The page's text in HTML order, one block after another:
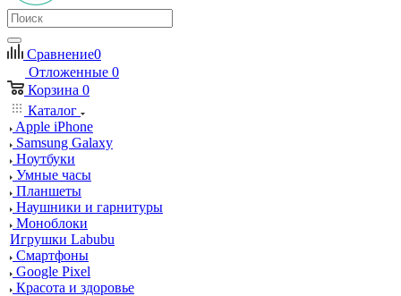
Сравнение0
Отложенные 0
Корзина 0
Каталог
Apple iPhone
Samsung Galaxy
Ноутбуки
Умные часы
Планшеты
Наушники и гарнитуры
Моноблоки
Игрушки Labubu
Смартфоны
Google Pixel
Красота и здоровье